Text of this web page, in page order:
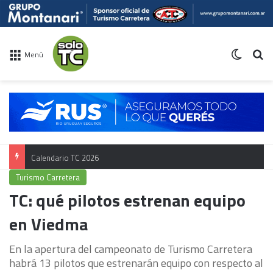
Menú
Calendario TC 2026
Turismo Carretera
TC: qué pilotos estrenan equipo
en Viedma
En la apertura del campeonato de Turismo Carretera
habrá 13 pilotos que estrenarán equipo con respecto al